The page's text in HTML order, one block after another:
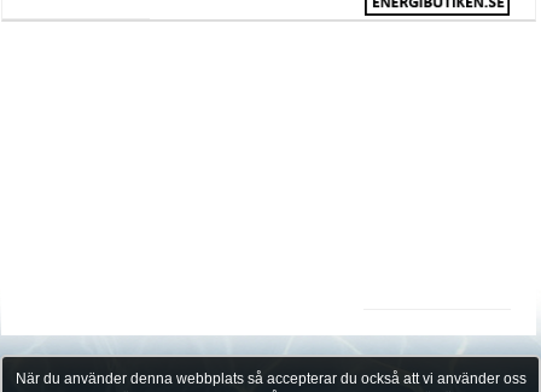
När du använder denna webbplats så accepterar du också att vi använder oss